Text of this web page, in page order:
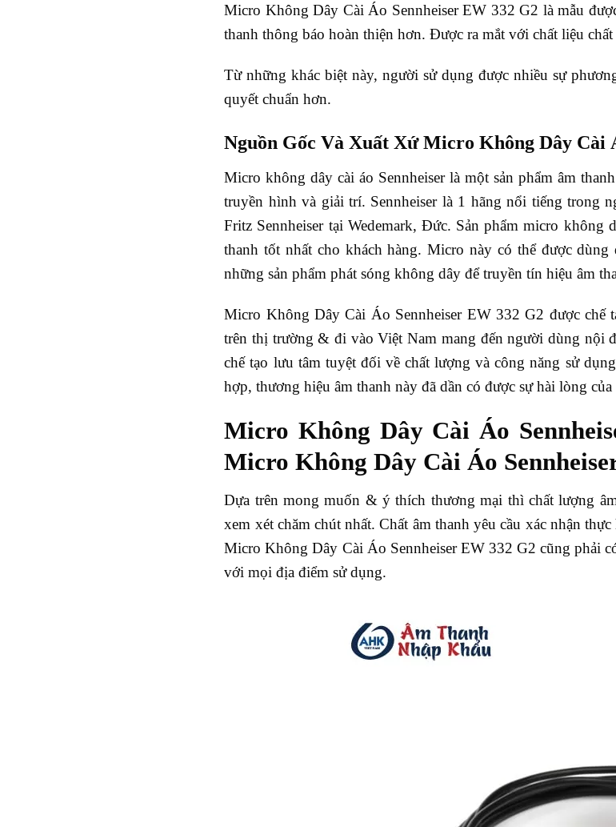
Micro Không Dây Cài Áo Sennheiser EW 332 G2 là mẫu
thanh thông báo hoàn thiện hơn. Được ra mắt với chất liệu
Từ những khác biệt này, người sử dụng được nhiều sự
quyết chuẩn hơn.
Nguồn Gốc Và Xuất Xứ Micro Không Dây Cài
Micro không dây cài áo Sennheiser là một sản phẩm âm
truyền hình và giải trí. Sennheiser là 1 hãng nổi tiếng trong
Fritz Sennheiser tại Wedemark, Đức. Sản phẩm micro không
thanh tốt nhất cho khách hàng. Micro này có thể được
những sản phẩm phát sóng không dây để truyền tín hiệu âm
Micro Không Dây Cài Áo Sennheiser EW 332 G2 được
trên thị trường & đi vào Việt Nam mang đến người dùng nội
chế tạo lưu tâm tuyệt đối về chất lượng và công năng sử
hợp, thương hiệu âm thanh này đã dần có được sự hài lòng
Micro Không Dây Cài Áo
Micro Không Dây Cài Áo
Dựa trên mong muốn & ý thích thương mại thì chất lượng
xem xét chăm chút nhất. Chất âm thanh yêu cầu xác nhận
Micro Không Dây Cài Áo Sennheiser EW 332 G2 cũng phải
với mọi địa điểm sử dụng.